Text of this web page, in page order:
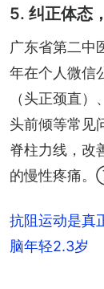
5. 纠正体态
广东省第二中
年在个人微信
（头正颈直
头前倾等常见
脊柱力线，改
的慢性疼痛
抗阻运动是真
脑年轻2.3岁